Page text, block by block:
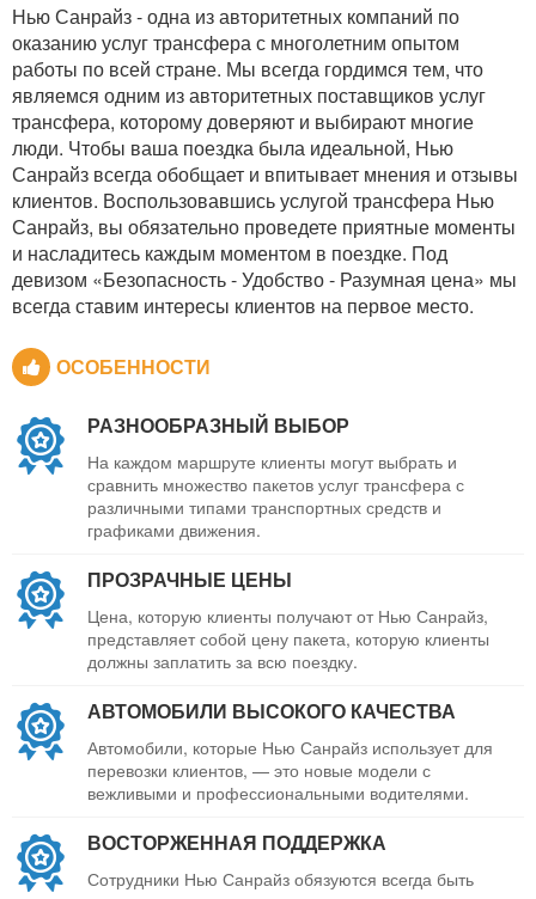
Нью Санрайз - одна из авторитетных компаний по
оказанию услуг трансфера с многолетним опытом
работы по всей стране. Мы всегда гордимся тем, что
являемся одним из авторитетных поставщиков услуг
трансфера, которому доверяют и выбирают многие
люди. Чтобы ваша поездка была идеальной, Нью
Санрайз всегда обобщает и впитывает мнения и отзывы
клиентов. Воспользовавшись услугой трансфера Нью
Санрайз, вы обязательно проведете приятные моменты
и насладитесь каждым моментом в поездке. Под
девизом «Безопасность - Удобство - Разумная цена» мы
всегда ставим интересы клиентов на первое место.
ОСОБЕННОСТИ
РАЗНООБРАЗНЫЙ ВЫБОР
На каждом маршруте клиенты могут выбрать и
сравнить множество пакетов услуг трансфера с
различными типами транспортных средств и
графиками движения.
ПРОЗРАЧНЫЕ ЦЕНЫ
Цена, которую клиенты получают от Нью Санрайз,
представляет собой цену пакета, которую клиенты
должны заплатить за всю поездку.
АВТОМОБИЛИ ВЫСОКОГО КАЧЕСТВА
Автомобили, которые Нью Санрайз использует для
перевозки клиентов, — это новые модели с
вежливыми и профессиональными водителями.
ВОСТОРЖЕННАЯ ПОДДЕРЖКА
Сотрудники Нью Санрайз обязуются всегда быть